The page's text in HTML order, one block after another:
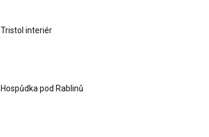
Tristol interiér
Hospůdka pod Rablinů